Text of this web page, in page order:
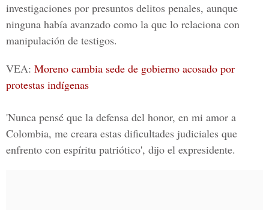
investigaciones por presuntos delitos penales, aunque
ninguna había avanzado como la que lo relaciona con
manipulación de testigos.
VEA: Moreno cambia sede de gobierno acosado por
protestas indígenas
'Nunca pensé que la defensa del honor, en mi amor a
Colombia, me creara estas dificultades judiciales que
enfrento con espíritu patriótico', dijo el expresidente.